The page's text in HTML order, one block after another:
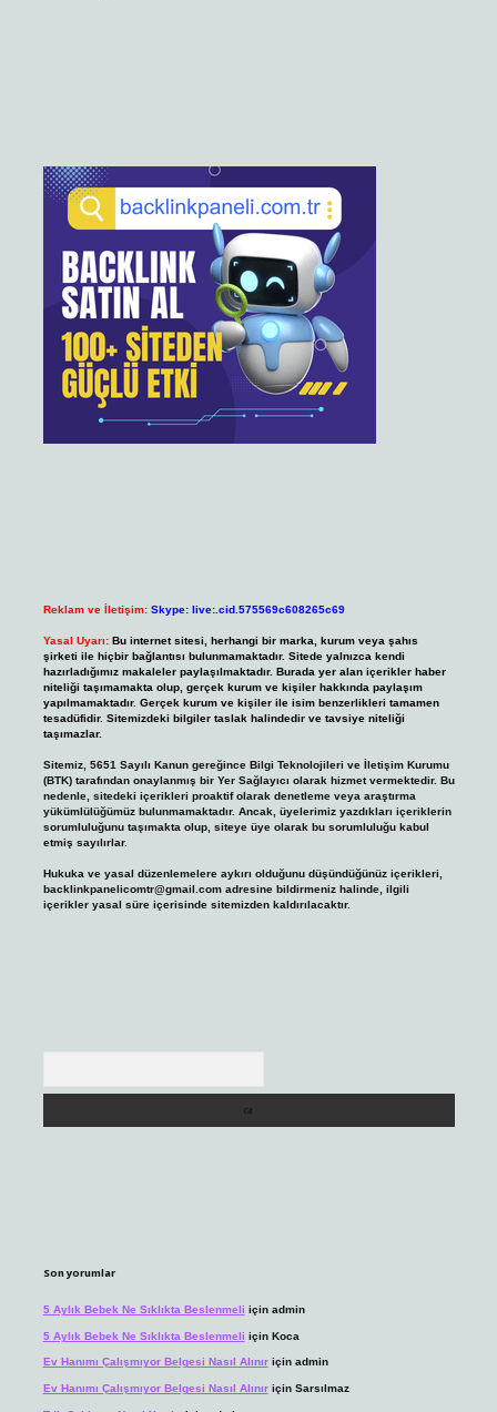
Reklam ve İletişim: Skype: live:.cid.575569c608265c69
Yasal Uyarı: Bu internet sitesi, herhangi bir marka, kurum veya şahıs
şirketi ile hiçbir bağlantısı bulunmamaktadır. Sitede yalnızca kendi
hazırladığımız makaleler paylaşılmaktadır. Burada yer alan içerikler haber
niteliği taşımamakta olup, gerçek kurum ve kişiler hakkında paylaşım
yapılmamaktadır. Gerçek kurum ve kişiler ile isim benzerlikleri tamamen
tesadüfidir. Sitemizdeki bilgiler taslak halindedir ve tavsiye niteliği
taşımazlar.
Sitemiz, 5651 Sayılı Kanun gereğince Bilgi Teknolojileri ve İletişim Kurumu
(BTK) tarafından onaylanmış bir Yer Sağlayıcı olarak hizmet vermektedir. Bu
nedenle, sitedeki içerikleri proaktif olarak denetleme veya araştırma
yükümlülüğümüz bulunmamaktadır. Ancak, üyelerimiz yazdıkları içeriklerin
sorumluluğunu taşımakta olup, siteye üye olarak bu sorumluluğu kabul
etmiş sayılırlar.
Hukuka ve yasal düzenlemelere aykırı olduğunu düşündüğünüz içerikleri,
backlinkpanelicomtr@gmail.comadresine bildirmeniz halinde, ilgili
içerikler yasal süre içerisinde sitemizden kaldırılacaktır.
Son yorumlar
5 Aylık Bebek Ne Sıklıkta Beslenmeli için admin
5 Aylık Bebek Ne Sıklıkta Beslenmeli için Koca
Ev Hanımı Çalışmıyor Belgesi Nasıl Alınıriçin admin
Ev Hanımı Çalışmıyor Belgesi Nasıl Alınıriçin Sarsılmaz